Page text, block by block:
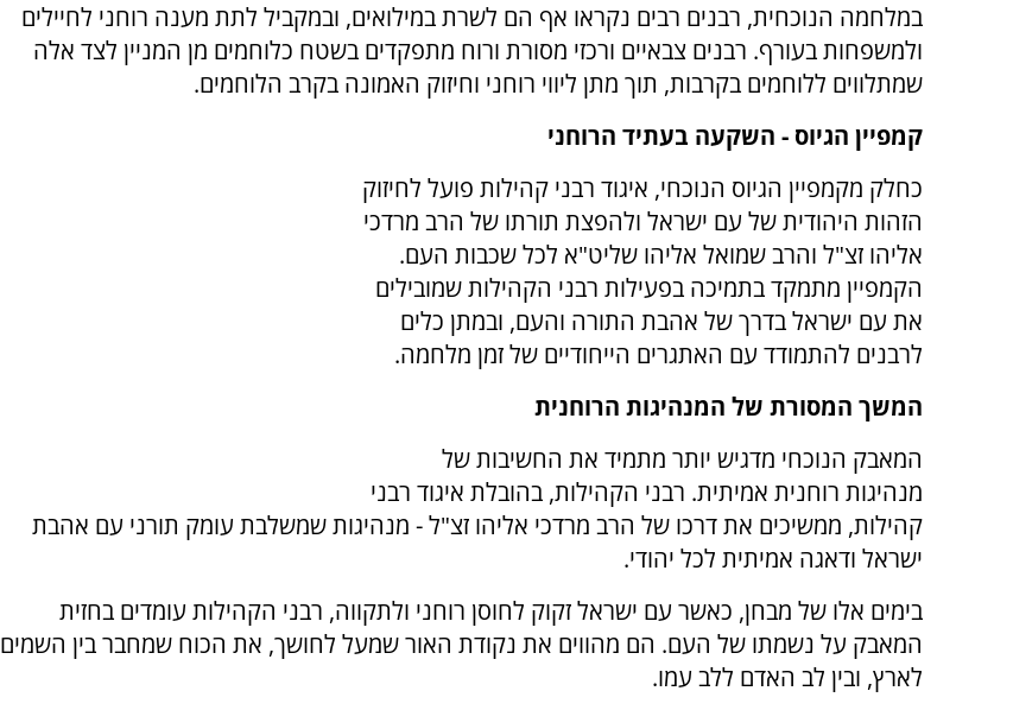
במלחמה הנוכחית, רבנים רבים נקראו אף הם לשרת במילואים, ובמקביל לתת מענה רוחני לחיילים
ולמשפחות בעורף. רבנים צבאיים ורכזי מסורת ורוח מתפקדים בשטח כלוחמים מן המניין לצד אלה
שמתלווים ללוחמים בקרבות, תוך מתן ליווי רוחני וחיזוק האמונה בקרב הלוחמים.
קמפיין הגיוס - השקעה בעתיד הרוחני
כחלק מקמפיין הגיוס הנוכחי, איגוד רבני קהילות פועל לחיזוק
הזהות היהודית של עם ישראל ולהפצת תורתו של הרב מרדכי
אליהו זצ"ל והרב שמואל אליהו שליט"א לכל שכבות העם.
הקמפיין מתמקד בתמיכה בפעילות רבני הקהילות שמובילים
את עם ישראל בדרך של אהבת התורה והעם, ובמתן כלים
לרבנים להתמודד עם האתגרים הייחודיים של זמן מלחמה.
המשך המסורת של המנהיגות הרוחנית
המאבק הנוכחי מדגיש יותר מתמיד את החשיבות של
מנהיגות רוחנית אמיתית. רבני הקהילות, בהובלת איגוד רבני
קהילות, ממשיכים את דרכו של הרב מרדכי אליהו זצ"ל - מנהיגות שמשלבת עומק תורני עם אהבת
ישראל ודאגה אמיתית לכל יהודי.
בימים אלו של מבחן, כאשר עם ישראל זקוק לחוסן רוחני ולתקווה, רבני הקהילות עומדים בחזית
המאבק על נשמתו של העם. הם מהווים את נקודת האור שמעל לחושך, את הכוח שמחבר בין השמים
לארץ, ובין לב האדם ללב עמו.